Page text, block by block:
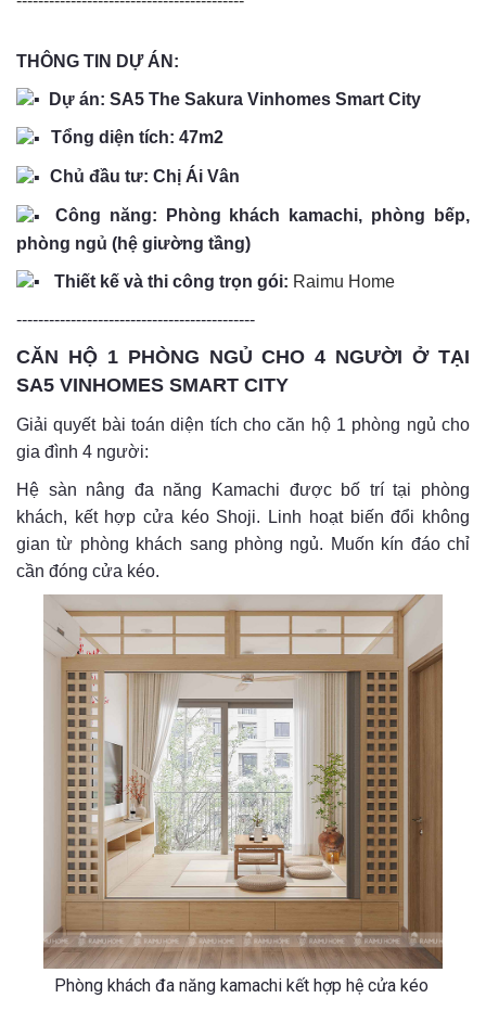
THÔNG TIN DỰ ÁN:
Dự án: SA5 The Sakura Vinhomes Smart City
Tổng diện tích: 47m2 ​
Chủ đầu tư: Chị Ái Vân
Công năng: Phòng khách kamachi, phòng bếp,
phòng ngủ (hệ giường tầng)
Thiết kế và thi công trọn gói: Raimu Home
--------------------------------------------
CĂN HỘ 1 PHÒNG NGỦ CHO 4 NGƯỜI Ở TẠI
SA5 VINHOMES SMART CITY
Giải quyết bài toán diện tích cho căn hộ 1 phòng ngủ cho
gia đình 4 người:
Hệ sàn nâng đa năng Kamachi được bố trí tại phòng
khách, kết hợp cửa kéo Shoji. Linh hoạt biến đổi không
gian từ phòng khách sang phòng ngủ. Muốn kín đáo chỉ
cần đóng cửa kéo.
Phòng khách đa năng kamachi kết hợp hệ cửa kéo